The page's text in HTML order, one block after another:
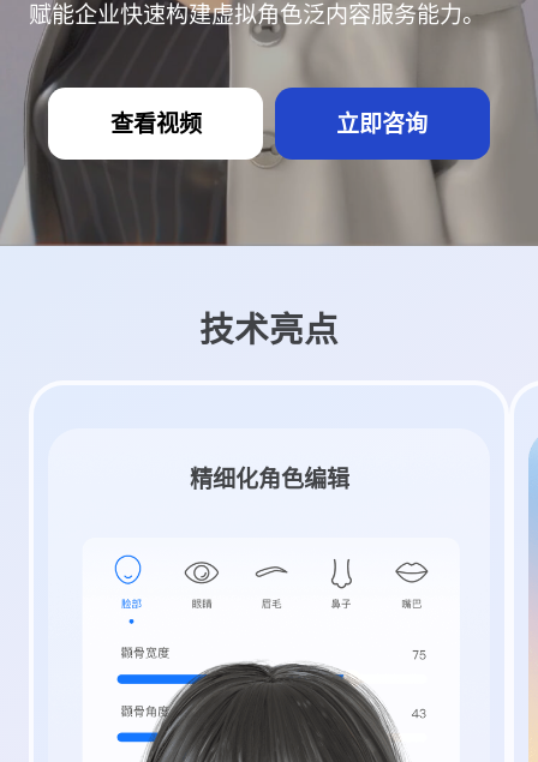
赋能企业快速构建虚拟角色泛内容服务能力。
查看视频 立即咨询
技术亮点
精细化角色编辑